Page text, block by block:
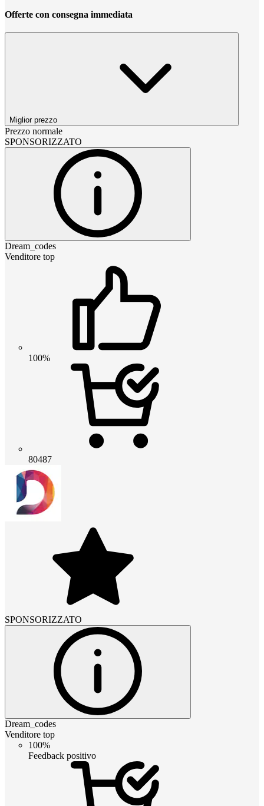
Offerte con consegna immediata
Miglior prezzo
Prezzo normale
SPONSORIZZATO
Dream_codes
Venditore top
100%
80487
SPONSORIZZATO
Dream_codes
Venditore top
100%
Feedback positivo